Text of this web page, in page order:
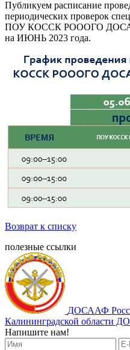
Публикуем расписание
периодических проверок
ПОУ КОССК РОООГО
на ИЮНЬ 2023 года.
Возврат к списку
полезные ссылки
ДОСААФ
Калининградской
Напишите нам!